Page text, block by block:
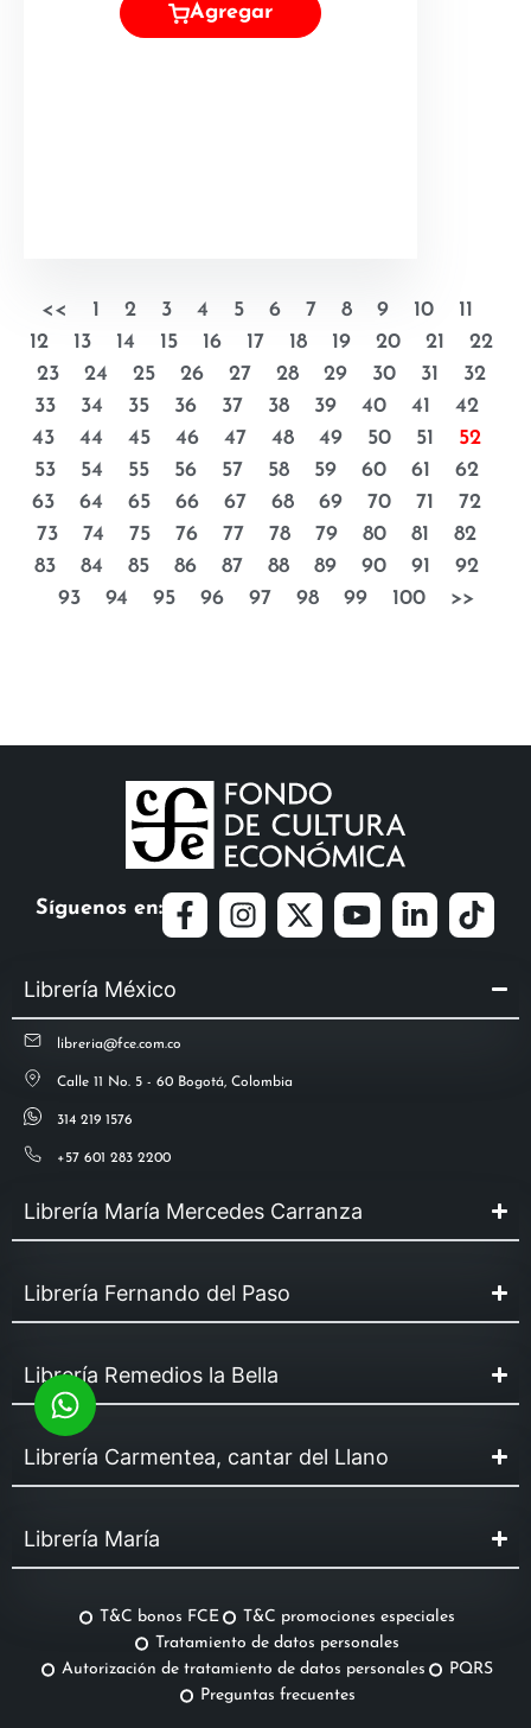
Agregar
<< 1 2 3 4 5 6 7 8 9 10
11
12
13 14 15 16 17 18 19 20 21
22
23
24 25 26 27 28 29 30 31
32
33
34 35 36 37 38 39 40 41
42
43
44 45 46 47 48 49 50 51
52
53
54 55 56 57 58 59 60 61
62
63
64 65 66 67 68 69 70 71
72
73
74 75 76 77 78 79 80 81
82
83
84 85 86 87 88 89 90 91
92
93
94 95 96 97 98 99 100 >>
Síguenos en:
Librería México
libreria@fce.com.co
Calle 11 No. 5 - 60 Bogotá, Colombia
314 219 1576
+57 601 283 2200
Librería María Mercedes Carranza
Librería Fernando del Paso
Librería Remedios la Bella
Librería Carmentea, cantar del Llano
Librería María
T&C bonos FCE
T&C promociones especiales
Tratamiento de datos personales
Autorización de tratamiento de datos personales
PQRS
Preguntas frecuentes